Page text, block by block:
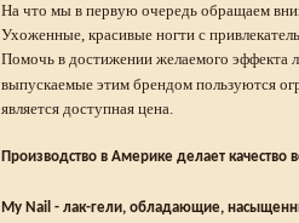
На что мы в первую очередь обращаем
Ухоженные, красивые ногти с
Помочь в достижении желаемого
выпускаемые этим брендом пользуются
является доступная цена.
Производство в Америке делает
My Nail - лак-гели, обладающие,